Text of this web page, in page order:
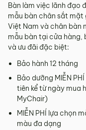
Bàn làm việc lãnh đạo
mẫu bàn chân sắt
Việt Nam và chân bàn
mẫu bàn tại cửa hàng,
và ưu đãi đặc biệt:
Bảo hành 12 tháng
Bảo dưỡng MIỄN
tiên kể từ ngày mua
MyChair)
MIỄN PHÍ lựa chọn
màu đa dạng